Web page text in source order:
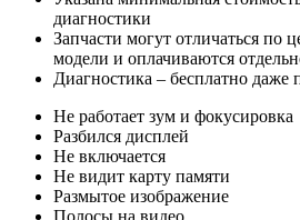
диагностики
Запчасти могут отличаться по
модели и оплачиваются
Диагностика – бесплатно даже
Не работает зум и фокусировка
Разбился дисплей
Не включается
Не видит карту памяти
Размытое изображение
Полосы на видео